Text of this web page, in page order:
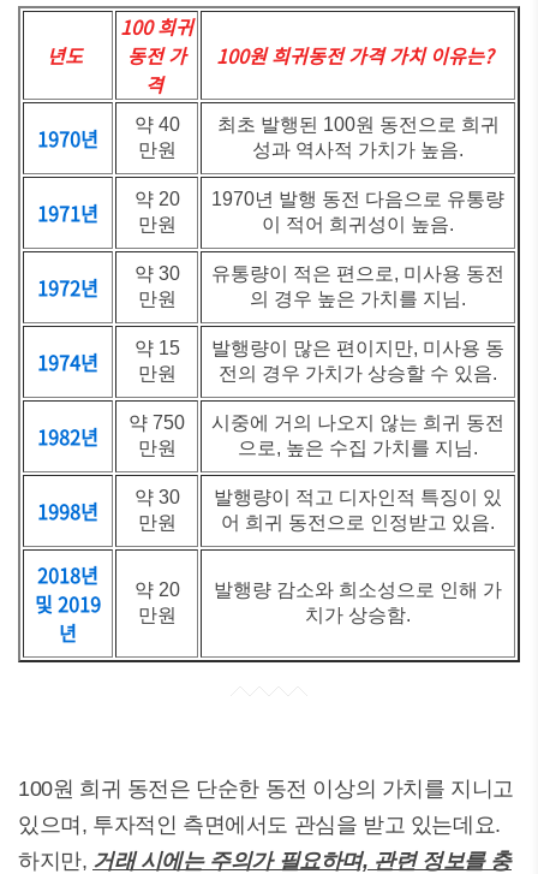
년도
100 희귀
동전 가
격
100원 희귀동전 가격 가치 이유는?
1970년
약 40
만원
최초 발행된 100원 동전으로 희귀
성과 역사적 가치가 높음.
1971년
약 20
만원
1970년 발행 동전 다음으로 유통량
이 적어 희귀성이 높음.
1972년
약 30
만원
유통량이 적은 편으로, 미사용 동전
의 경우 높은 가치를 지님.
1974년
약 15
만원
발행량이 많은 편이지만, 미사용 동
전의 경우 가치가 상승할 수 있음.
1982년
약 750
만원
시중에 거의 나오지 않는 희귀 동전
으로, 높은 수집 가치를 지님.
1998년
약 30
만원
발행량이 적고 디자인적 특징이 있
어 희귀 동전으로 인정받고 있음.
2018년
및 2019
년
약 20
만원
발행량 감소와 희소성으로 인해 가
치가 상승함.
100원 희귀 동전은 단순한 동전 이상의 가치를 지니고
있으며, 투자적인 측면에서도 관심을 받고 있는데요.
하지만, 거래 시에는 주의가 필요하며, 관련 정보를 충